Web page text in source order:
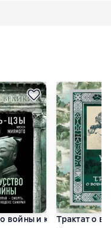
войны и кодекс самурая
Трактат о